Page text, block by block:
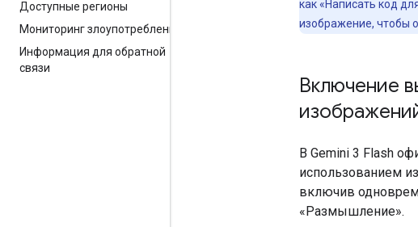
Доступные регионы
Мониторинг злоупотреблений
Информация для обратной
связи
как «Написать код
изображение, чтобы
Включение
В Gemini 3 Flash
использованием
включив
«Размышление».